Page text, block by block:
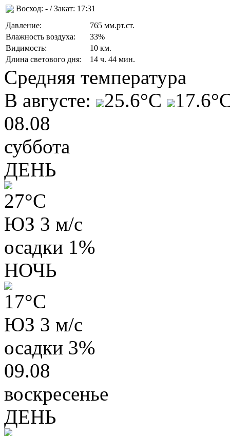
Восход: - / Закат: 17:31
Давление:
765 мм.рт.ст.
Влажность воздуха:
33%
Видимость:
10 км.
Длина светового дня:
14 ч. 44 мин.
Средняя температура
В августе:
25.6°C
08.08
суббота
ДЕНЬ
27°C
ЮЗ 3 м/с
осадки 1%
НОЧЬ
17°C
ЮЗ 3 м/с
осадки 3%
09.08
воскресенье
ДЕНЬ